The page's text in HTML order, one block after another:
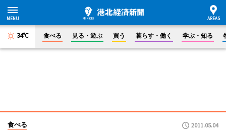
34°C 食べる 見る・遊ぶ 買う 暮らす・働く 学ぶ・知る
食べる 2011.05.04